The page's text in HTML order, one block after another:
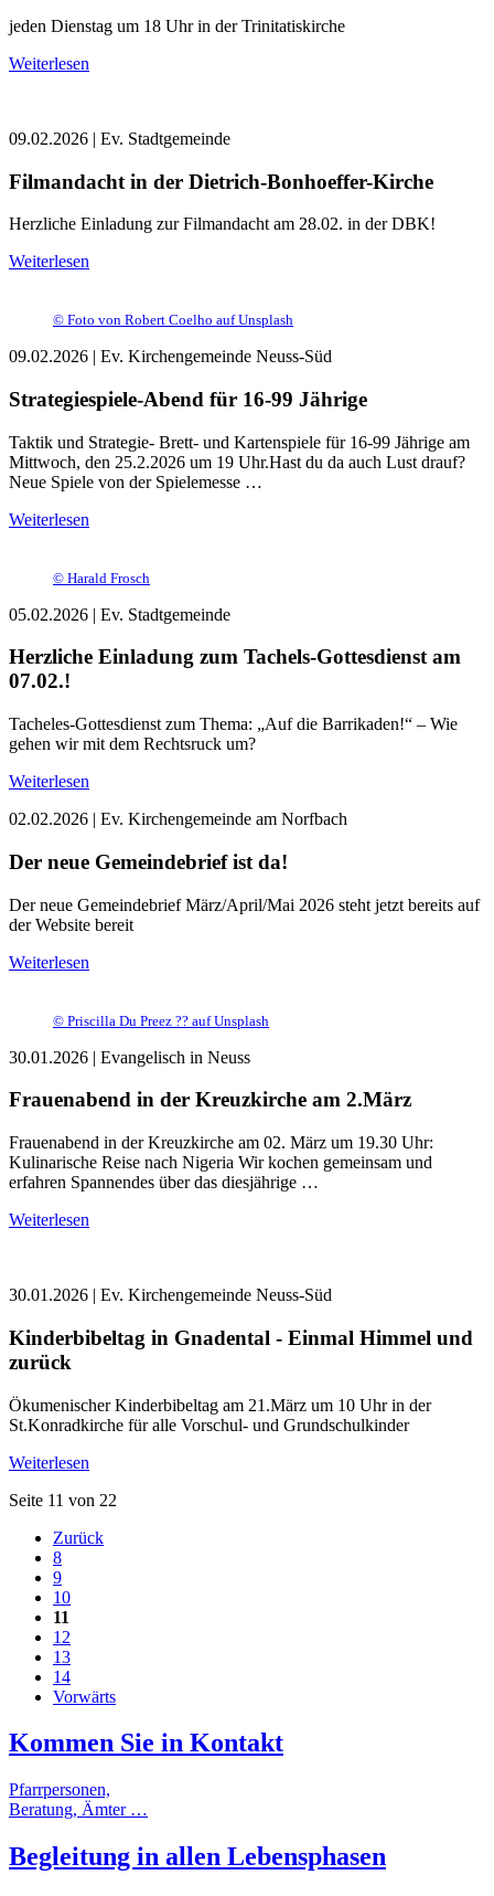
jeden Dienstag um 18 Uhr in der Trinitatiskirche
Weiterlesen
09.02.2026 | Ev. Stadtgemeinde
Filmandacht in der Dietrich-Bonhoeffer-Kirche
Herzliche Einladung zur Filmandacht am 28.02. in der DBK!
Weiterlesen
© Foto von Robert Coelho auf Unsplash
09.02.2026 | Ev. Kirchengemeinde Neuss-Süd
Strategiespiele-Abend für 16-99 Jährige
Taktik und Strategie- Brett- und Kartenspiele für 16-99 Jährige am
Mittwoch, den 25.2.2026 um 19 Uhr.Hast du da auch Lust drauf?
Neue Spiele von der Spielemesse …
Weiterlesen
© Harald Frosch
05.02.2026 | Ev. Stadtgemeinde
Herzliche Einladung zum Tachels-Gottesdienst am
07.02.!
Tacheles-Gottesdienst zum Thema: „Auf die Barrikaden!“ – Wie
gehen wir mit dem Rechtsruck um?
Weiterlesen
02.02.2026 | Ev. Kirchengemeinde am Norfbach
Der neue Gemeindebrief ist da!
Der neue Gemeindebrief März/April/Mai 2026 steht jetzt bereits auf
der Website bereit
Weiterlesen
© Priscilla Du Preez ?? auf Unsplash
30.01.2026 | Evangelisch in Neuss
Frauenabend in der Kreuzkirche am 2.März
Frauenabend in der Kreuzkirche am 02. März um 19.30 Uhr:
Kulinarische Reise nach Nigeria Wir kochen gemeinsam und
erfahren Spannendes über das diesjährige …
Weiterlesen
30.01.2026 | Ev. Kirchengemeinde Neuss-Süd
Kinderbibeltag in Gnadental - Einmal Himmel und
zurück
Ökumenischer Kinderbibeltag am 21.März um 10 Uhr in der
St.Konradkirche für alle Vorschul- und Grundschulkinder
Weiterlesen
Seite 11 von 22
Zurück
8
9
10
11
12
13
14
Vorwärts
Kommen Sie in Kontakt
Pfarrpersonen,
Beratung, Ämter …
Begleitung in allen Lebensphasen